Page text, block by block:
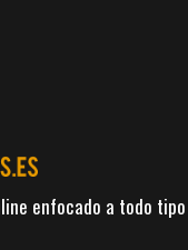
enfocado a todo